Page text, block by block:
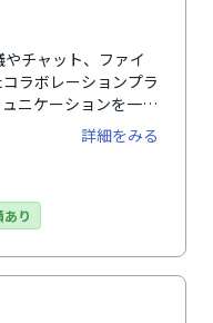
チャット、ファイ
ラボレーションプラ
ニケーションを一元
365と連携
共有もスムーズに行
関でも活用されてお
詳細をみる
あり